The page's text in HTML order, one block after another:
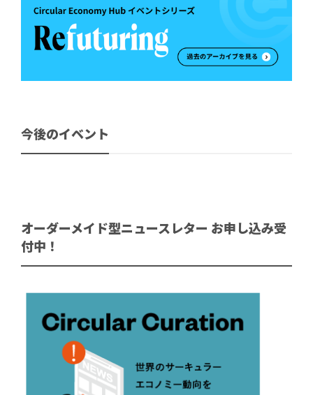
今後のイベント
オーダーメイド型ニュースレター お申し込み受
付中！